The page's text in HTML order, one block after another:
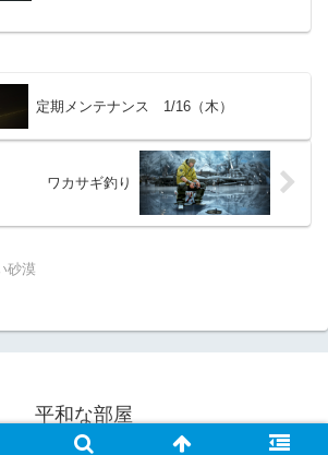
通じ...
定期メンテナンス 1/16（木）
ワカサギ釣り
砂漠
平和な部屋
© 2022 平和な部屋.